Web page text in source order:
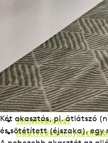
Két akasztás, pl. átlátszó
és sötétített (éjszaka), egy
Üzletkereső
Whistleblower
Adatvédelmi
Impresszum
Üzletkereső
Kapcsolat
Whistleblower
Adatvédelmi